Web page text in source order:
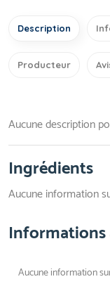
Description
Producteur
Aucune description
Ingrédients
Aucune information
Informations
Aucune information